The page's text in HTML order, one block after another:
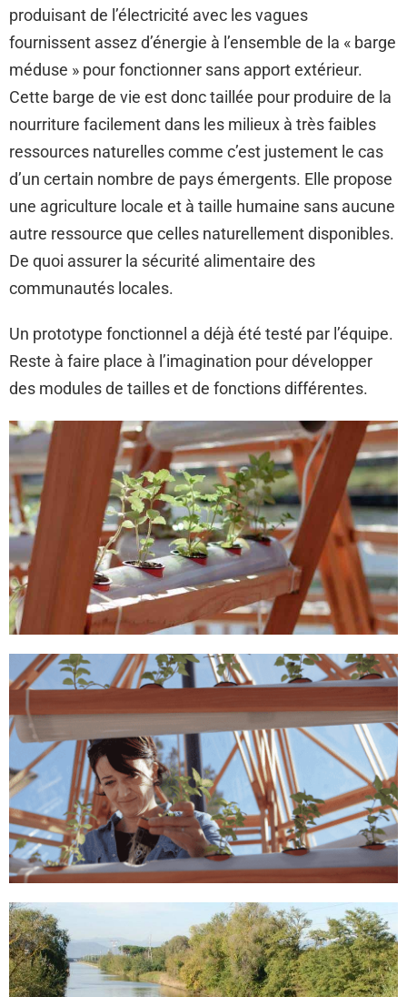
produisant de l’électricité avec les vagues
fournissent assez d’énergie à l’ensemble de la « barge
méduse » pour fonctionner sans apport extérieur.
Cette barge de vie est donc taillée pour produire de la
nourriture facilement dans les milieux à très faibles
ressources naturelles comme c’est justement le cas
d’un certain nombre de pays émergents. Elle propose
une agriculture locale et à taille humaine sans aucune
autre ressource que celles naturellement disponibles.
De quoi assurer la sécurité alimentaire des
communautés locales.
Un prototype fonctionnel a déjà été testé par l’équipe.
Reste à faire place à l’imagination pour développer
des modules de tailles et de fonctions différentes.